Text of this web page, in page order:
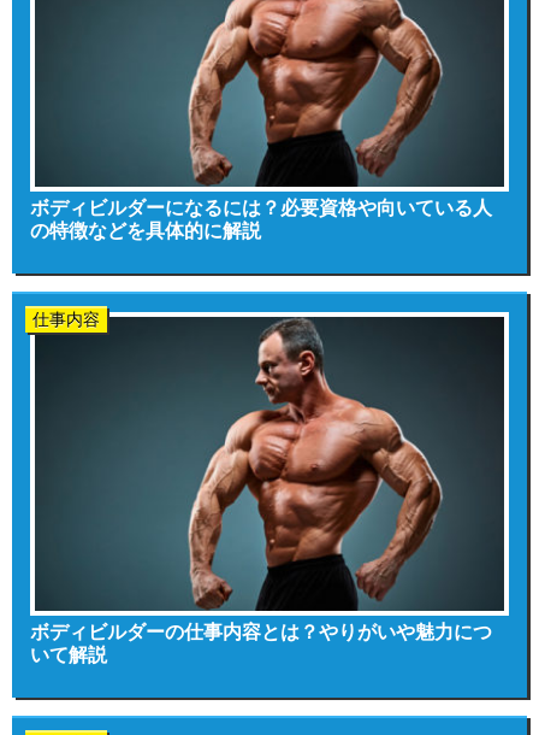
ボディビルダーになるには？必要資格や向いている人
の特徴などを具体的に解説
仕事内容
ボディビルダーの仕事内容とは？やりがいや魅力につ
いて解説